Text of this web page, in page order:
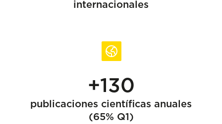
internacionales
+130
publicaciones científicas anuales
(65% Q1)